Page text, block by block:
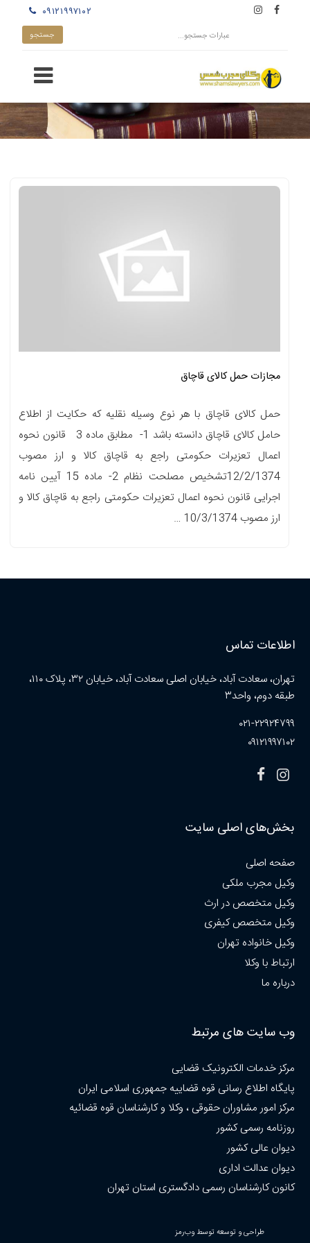
۰۹۱۲۱۹۹۷۱۰۲
مجازات حمل کالای قاچاق
حمل کالای قاچاق با هر نوع وسیله نقلیه که حکایت از اطلاع
حامل کالای قاچاق دانسته باشد 1- مطابق ماده 3 قانون نحوه
اعمال تعزیرات حکومتی راجع به قاچاق کالا و ارز مصوب
12/2/1374تشخیص مصلحت نظام 2- ماده 15 آیین نامه
اجرایی قانون نحوه اعمال تعزیرات حکومتی راجع به قاچاق کالا و
ارز مصوب 10/3/1374 …
اطلاعات تماس
تهران، سعادت آباد، خیابان اصلی سعادت آباد، خیابان ۳۲، پلاک ۱۱۰،
طبقه دوم، واحد۳
۰۲۱-۲۲۹۲۴۷۹۹
۰۹۱۲۱۹۹۷۱۰۲
بخش‌های اصلی سایت
صفحه اصلی
وکیل مجرب ملکی
وکیل متخصص در ارث
وکیل متخصص کیفری
وکیل خانواده تهران
ارتباط با وکلا
درباره ما
وب سایت های مرتبط
مرکز خدمات الکترونیک قضایی
پایگاه اطلاع رسانی قوه قضاییه جمهوری اسلامی ایران
مرکز امور مشاوران حقوقی ، وکلا و کارشناسان قوه قضائیه
روزنامه رسمی کشور
دیوان عالی کشور
دیوان عدالت اداری
کانون کارشناسان رسمی دادگستری استان تهران
طراحی و توسعه توسط وب‌رمز